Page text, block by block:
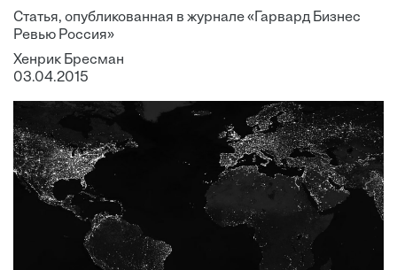
Статья, опубликованная в журнале «Гарвард Бизнес
Ревью Россия»
Хенрик Бресман
03.04.2015